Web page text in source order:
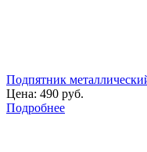
Подпятник
Цена: 490 руб.
Подробнее